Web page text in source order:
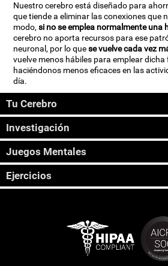
Nuestro cerebro está diseñado para
que tiende a eliminar las conexiones que
modo,si no se emplea normalmente una
cerebro no aporta recursos para ese
neuronal, por lo quese vuelve cada vez
vuelve menos hábiles para emplear
haciéndonos menos eficaces en las
día.
Tu Cerebro
Investigación
Juegos Mentales
Ejercicios